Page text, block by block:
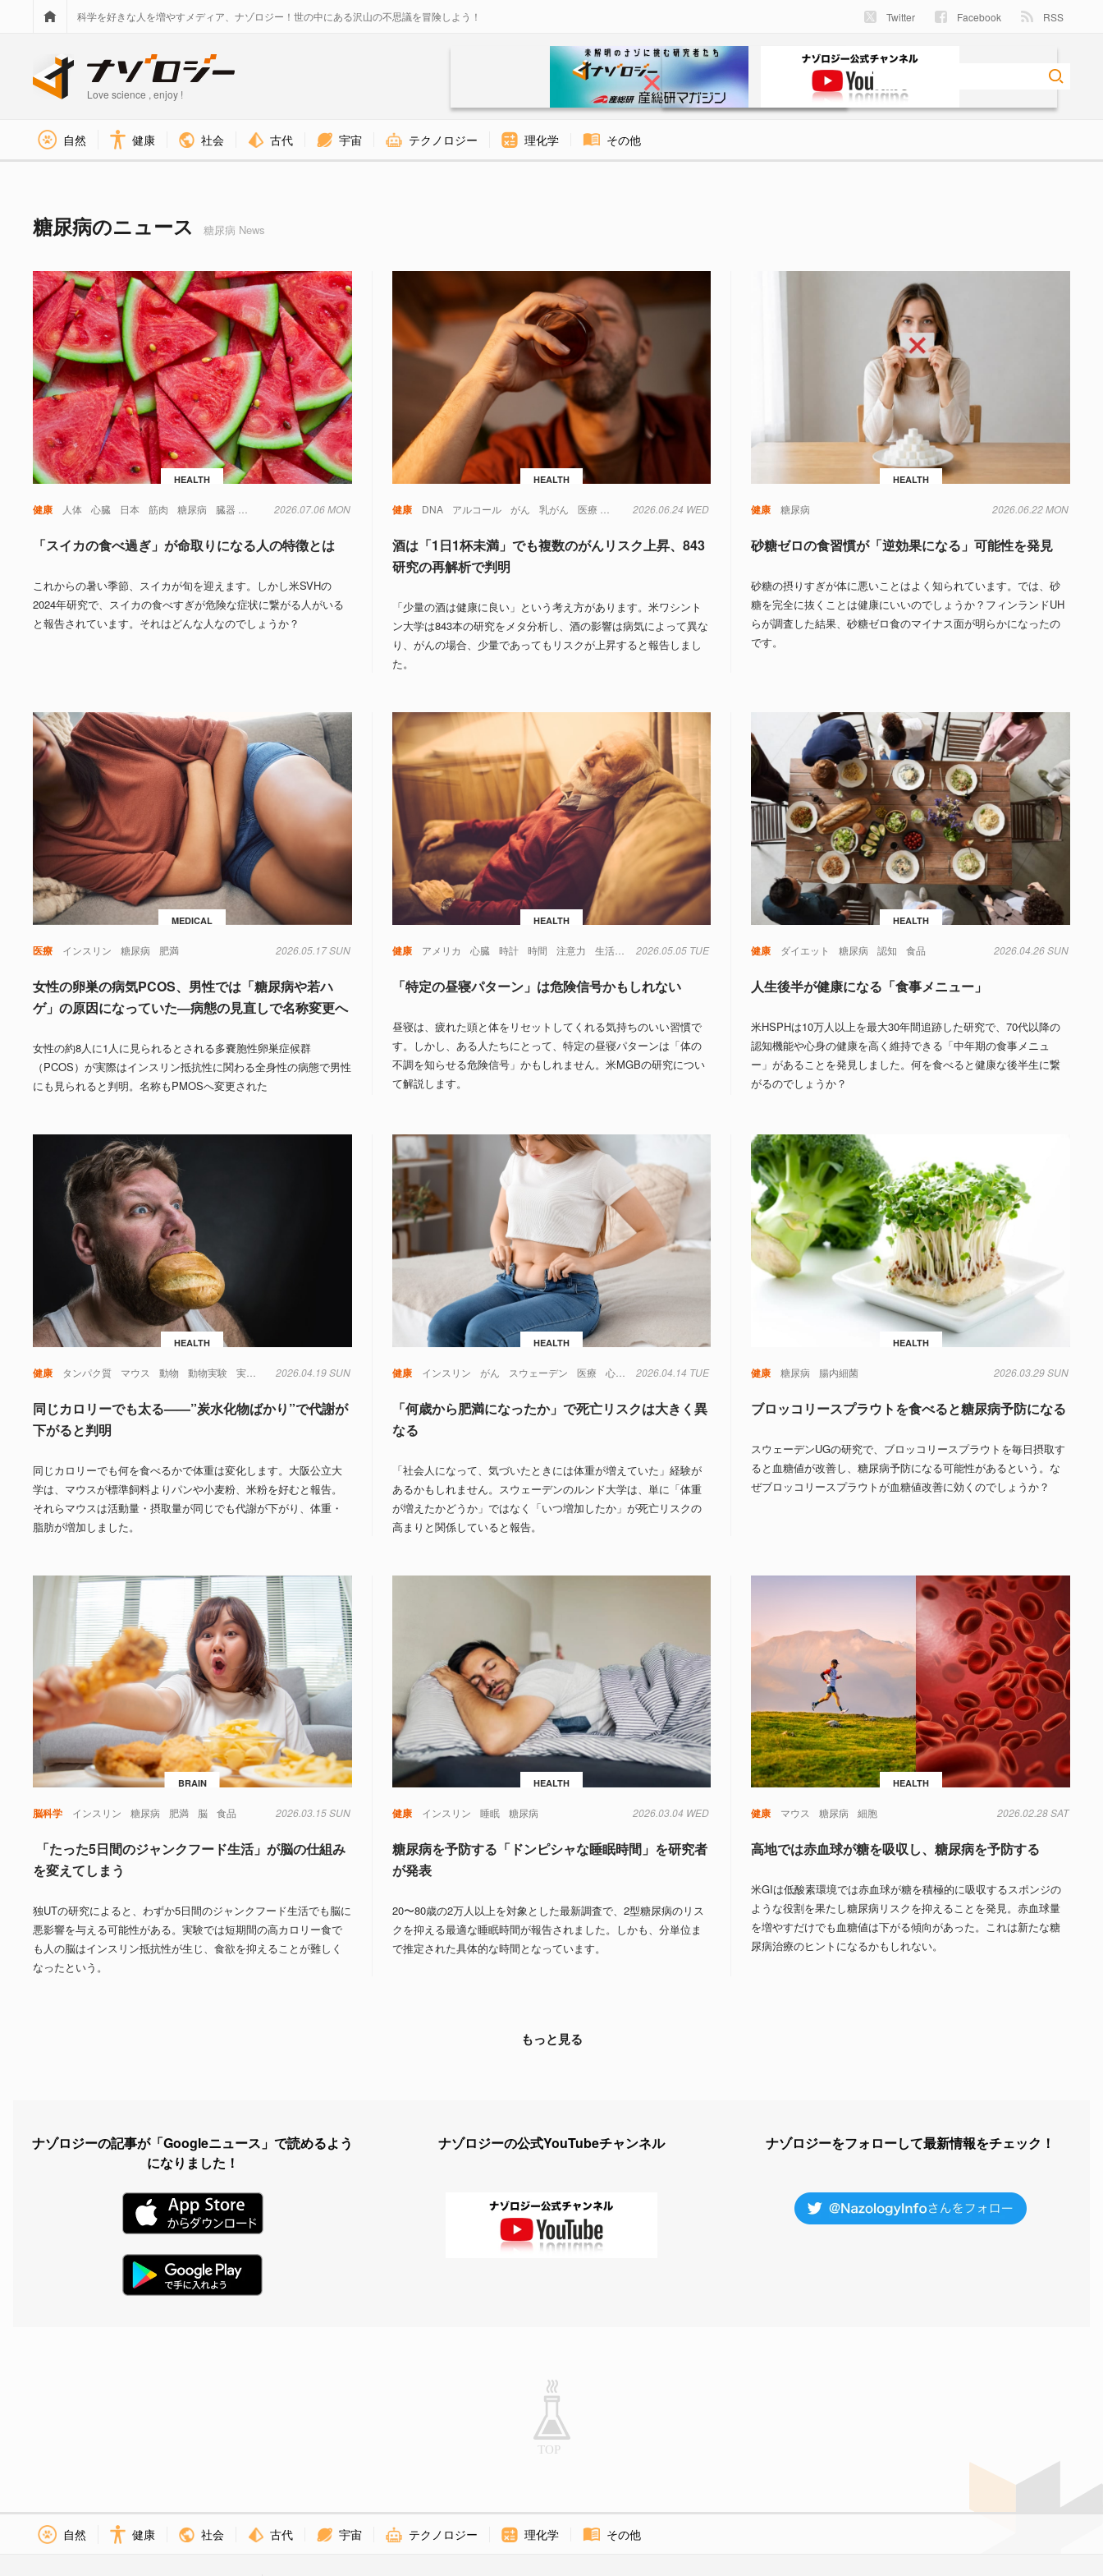
科学を好きな人を増やすメディア、ナゾロジー！世の中にある沢山の不思議を冒険しよう！ Twitter Facebook RSS
Love science , enjoy !
自然 健康 社会 古代 宇宙 テクノロジー 理化学 その他
糖尿病のニュース 糖尿病 News
HEALTH
健康 人体 心臓 日本 筋肉 糖尿病 臓器 2026.07.06 MON
「スイカの食べ過ぎ」が命取りになる人の特徴とは
これからの暑い季節、スイカが旬を迎えます。しかし米SVHの
2024年研究で、スイカの食べすぎが危険な症状に繋がる人がいる
と報告されています。それはどんな人なのでしょうか？
HEALTH
健康 DNA アルコール がん 乳がん 医療 糖尿病 肝がん
2026.06.24 WED
酒は「1日1杯未満」でも複数のがんリスク上昇、843
研究の再解析で判明
「少量の酒は健康に良い」という考え方があります。米ワシント
ン大学は843本の研究をメタ分析し、酒の影響は病気によって異な
り、がんの場合、少量であってもリスクが上昇すると報告しまし
た。
HEALTH
健康 糖尿病 2026.06.22 MON
砂糖ゼロの食習慣が「逆効果になる」可能性を発見
砂糖の摂りすぎが体に悪いことはよく知られています。では、砂
糖を完全に抜くことは健康にいいのでしょうか？フィンランドUH
らが調査した結果、砂糖ゼロ食のマイナス面が明らかになったの
です。
MEDICAL
医療 インスリン 糖尿病 肥満 2026.05.17 SUN
女性の卵巣の病気PCOS、男性では「糖尿病や若ハ
ゲ」の原因になっていた―病態の見直しで名称変更へ
女性の約8人に1人に見られるとされる多嚢胞性卵巣症候群
（PCOS）が実際はインスリン抵抗性に関わる全身性の病態で男性
にも見られると判明。名称もPMOSへ変更された
HEALTH
健康 アメリカ 心臓 時計 時間 注意力 生活 睡眠 糖尿病 記憶
2026.05.05 TUE
「特定の昼寝パターン」は危険信号かもしれない
昼寝は、疲れた頭と体をリセットしてくれる気持ちのいい習慣で
す。しかし、ある人たちにとって、特定の昼寝パターンは「体の
不調を知らせる危険信号」かもしれません。米MGBの研究につい
て解説します。
HEALTH
健康 ダイエット 糖尿病 認知 食品 2026.04.26 SUN
人生後半が健康になる「食事メニュー」
米HSPHは10万人以上を最大30年間追跡した研究で、70代以降の
認知機能や心身の健康を高く維持できる「中年期の食事メニュ
ー」があることを発見しました。何を食べると健康な後半生に繋
がるのでしょうか？
HEALTH
健康 タンパク質 マウス 動物 動物実験 実験 糖尿病 肥満 遺伝子
2026.04.19 SUN
同じカロリーでも太る——”炭水化物ばかり”で代謝が
下がると判明
同じカロリーでも何を食べるかで体重は変化します。大阪公立大
学は、マウスが標準飼料よりパンや小麦粉、米粉を好むと報告。
それらマウスは活動量・摂取量が同じでも代謝が下がり、体重・
脂肪が増加しました。
HEALTH
健康 インスリン がん スウェーデン 医療 心臓 心臓病 生活 糖尿病 肥満
2026.04.14 TUE
「何歳から肥満になったか」で死亡リスクは大きく異
なる
「社会人になって、気づいたときには体重が増えていた」経験が
あるかもしれません。スウェーデンのルンド大学は、単に「体重
が増えたかどうか」ではなく「いつ増加したか」が死亡リスクの
高まりと関係していると報告。
HEALTH
健康 糖尿病 腸内細菌 2026.03.29 SUN
ブロッコリースプラウトを食べると糖尿病予防になる
スウェーデンUGの研究で、ブロッコリースプラウトを毎日摂取す
ると血糖値が改善し、糖尿病予防になる可能性があるという。な
ぜブロッコリースプラウトが血糖値改善に効くのでしょうか？
BRAIN
脳科学 インスリン 糖尿病 肥満 脳 食品 2026.03.15 SUN
「たった5日間のジャンクフード生活」が脳の仕組み
を変えてしまう
独UTの研究によると、わずか5日間のジャンクフード生活でも脳に
悪影響を与える可能性がある。実験では短期間の高カロリー食で
も人の脳はインスリン抵抗性が生じ、食欲を抑えることが難しく
なったという。
HEALTH
健康 インスリン 睡眠 糖尿病 2026.03.04 WED
糖尿病を予防する「ドンピシャな睡眠時間」を研究者
が発表
20〜80歳の2万人以上を対象とした最新調査で、2型糖尿病のリス
クを抑える最適な睡眠時間が報告されました。しかも、分単位ま
で推定された具体的な時間となっています。
HEALTH
健康 マウス 糖尿病 細胞 2026.02.28 SAT
高地では赤血球が糖を吸収し、糖尿病を予防する
米GIは低酸素環境では赤血球が糖を積極的に吸収するスポンジの
ような役割を果たし糖尿病リスクを抑えることを発見。赤血球量
を増やすだけでも血糖値は下がる傾向があった。これは新たな糖
尿病治療のヒントになるかもしれない。
もっと見る
ナゾロジーの記事が「Googleニュース」で読めるよう
になりました！
ナゾロジーの公式YouTubeチャンネル ナゾロジーをフォローして最新情報をチェック！
自然 健康 社会 古代 宇宙 テクノロジー 理化学 その他